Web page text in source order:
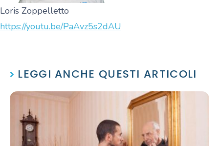
Loris Zoppelletto
https://youtu.be/PaAvz5s2dAU
LEGGI ANCHE QUESTI ARTICOLI